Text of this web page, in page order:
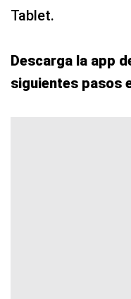
Tablet.
Descarga la app
siguientes pasos